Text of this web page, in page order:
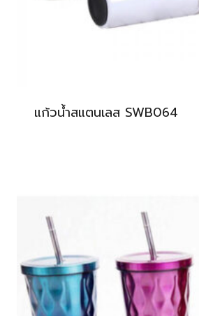
แก้วน้ำสแตนเลส SWB064